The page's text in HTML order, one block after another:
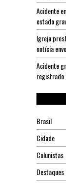
Acidente
estado
Igreja
notícia
Acidente
registrado
Brasil
Cidade
Colunistas
Destaques